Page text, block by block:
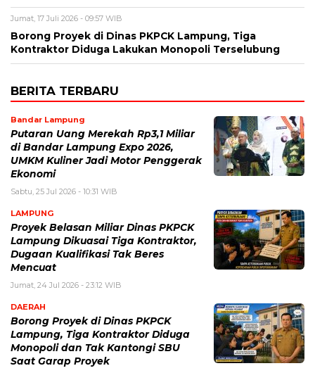
Jumat, 17 Juli 2026 - 09:57 WIB
Borong Proyek di Dinas PKPCK Lampung, Tiga
Kontraktor Diduga Lakukan Monopoli Terselubung
BERITA TERBARU
Bandar Lampung
Putaran Uang Merekah Rp3,1 Miliar
di Bandar Lampung Expo 2026,
UMKM Kuliner Jadi Motor Penggerak
Ekonomi
Sabtu, 25 Jul 2026 - 10:31 WIB
LAMPUNG
Proyek Belasan Miliar Dinas PKPCK
Lampung Dikuasai Tiga Kontraktor,
Dugaan Kualifikasi Tak Beres
Mencuat
Jumat, 24 Jul 2026 - 23:12 WIB
DAERAH
Borong Proyek di Dinas PKPCK
Lampung, Tiga Kontraktor Diduga
Monopoli dan Tak Kantongi SBU
Saat Garap Proyek